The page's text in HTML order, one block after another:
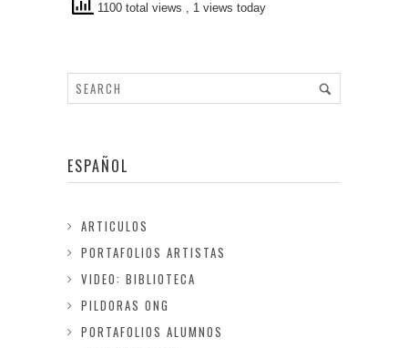
1100 total views , 1 views today
ESPAÑOL
ARTICULOS
PORTAFOLIOS ARTISTAS
VIDEO: BIBLIOTECA
PILDORAS ONG
PORTAFOLIOS ALUMNOS